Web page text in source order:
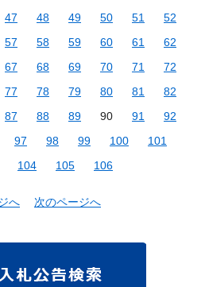
47 48 49 50 51
52
57 58 59 60 61
62
67 68 69 70 71
72
77 78 79 80 81
82
87 88 89 90 91
92
97 98 99 100
101
104 105 106
へ 次のページへ